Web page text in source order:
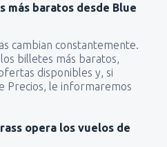
más baratos desde Blue
cambian constantemente.
billetes más baratos,
disponibles y, si
Precios, le informaremos
opera los vuelos de